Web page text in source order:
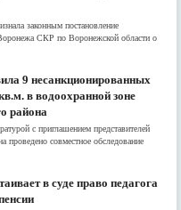
законным постановление
СКР по Воронежской области о
9 несанкционированных
в водоохранной зоне
района
с приглашением представителей
проведено совместное обследование
в суде право педагога